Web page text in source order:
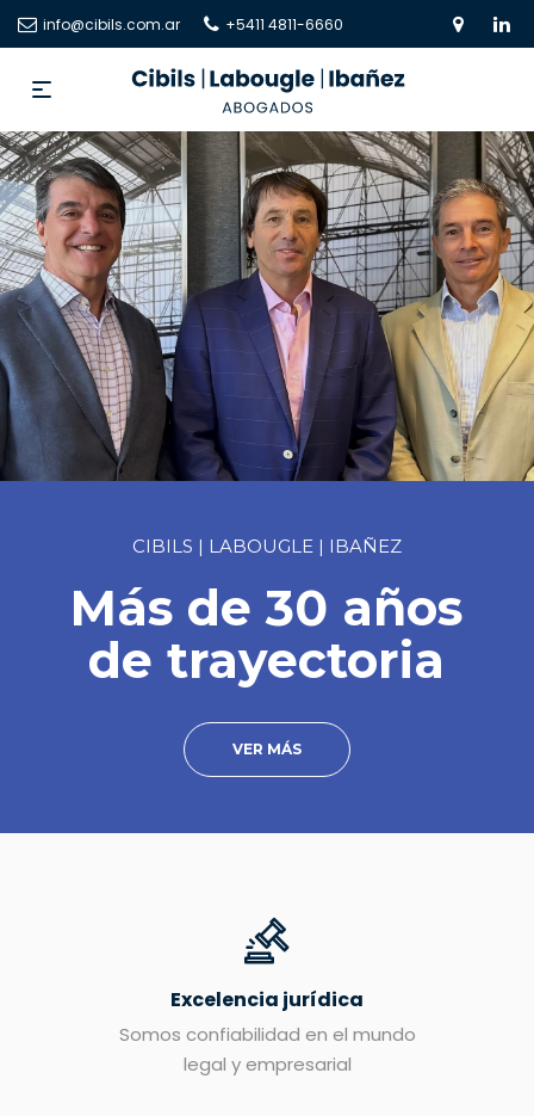
info@cibils.com.ar +5411 4811-6660
VER MÁS
CIBILS | LABOUGLE | IBAÑEZ
Más de 30 años
de trayectoria
Excelencia jurídica
Somos confiabilidad en el mundo
legal y empresarial